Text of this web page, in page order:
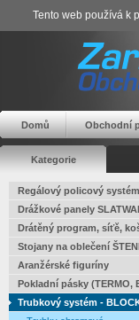
Domů Obchodní
Kategorie
Regálový policový
Drážkové panely
Drátěný program, síťě,
Stojany na oblečení
Aranžérské figuríny
Pokladní pásky (TERMO,
Trubkový systém -
Tento web používá k